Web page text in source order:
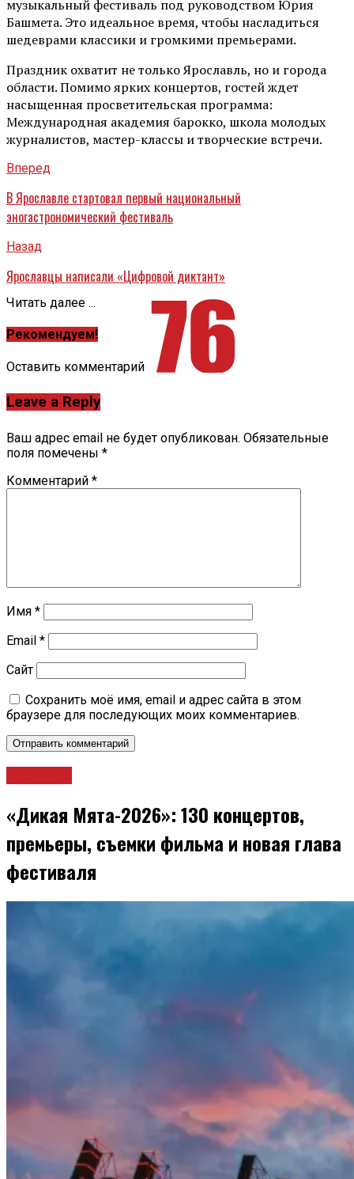
музыкальный фестиваль под руководством Юрия
Башмета. Это идеальное время, чтобы насладиться
шедеврами классики и громкими премьерами.
Праздник охватит не только Ярославль, но и города
области. Помимо ярких концертов, гостей ждет
насыщенная просветительская программа:
Международная академия барокко, школа молодых
журналистов, мастер-классы и творческие встречи.
Вперед
В Ярославле стартовал первый национальный
эногастрономический фестиваль
Назад
Ярославцы написали «Цифровой диктант»
Читать далее ...
Рекомендуем!
Оставить комментарий
Leave a Reply
Ваш адрес email не будет опубликован. Обязательные
поля помечены *
Комментарий *
Имя *
Email *
Сайт
Сохранить моё имя, email и адрес сайта в этом
браузере для последующих моих комментариев.
«Дикая Мята-2026»: 130 концертов,
премьеры, съемки фильма и новая глава
фестиваля